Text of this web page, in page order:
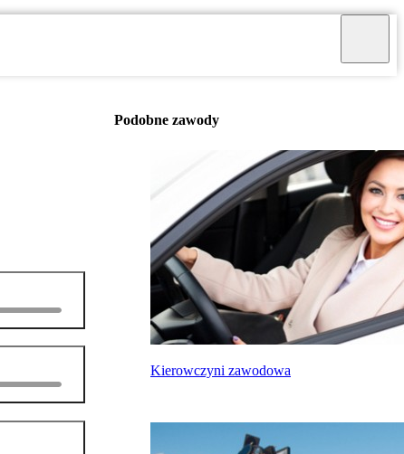
Podobne zawody
Kierowczyni zawodowa